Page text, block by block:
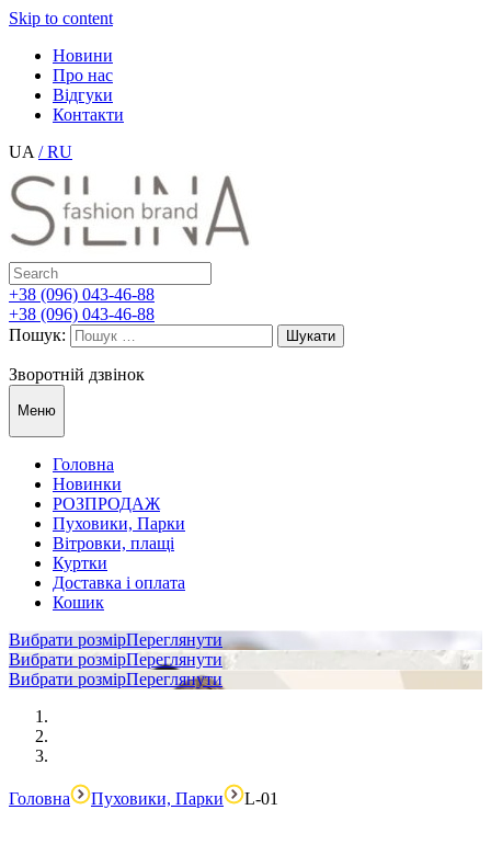
Skip to content
Новини
Про нас
Відгуки
Контакти
UA / RU
+38 (096) 043-46-88
+38 (096) 043-46-88
Пошук:
Зворотній дзвінок
Меню
Головна
Новинки
РОЗПРОДАЖ
Пуховики, Парки
Вітровки, плащі
Куртки
Доставка і оплата
Кошик
Вибрати розмірПереглянути
Вибрати розмірПереглянути
Вибрати розмірПереглянути
Головна Пуховики, Парки L-01